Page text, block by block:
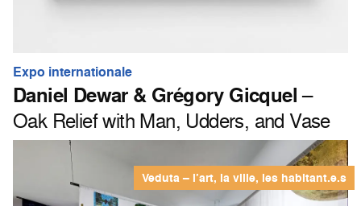
Expo internationale
Daniel Dewar & Grégory Gicquel–
Oak Relief with Man, Udders, and Vase
Veduta – l’art, la ville, les habitant.e.s